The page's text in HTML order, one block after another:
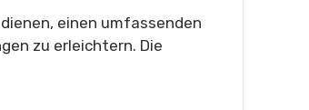
einen umfassenden
zu erleichtern. Die